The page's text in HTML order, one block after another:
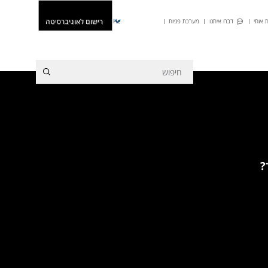
אותי דברו איתנו מערכת פניות He רישום לאוניברסיטה